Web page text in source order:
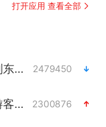
打开应用 查看全部
遵义市人大常委会副主任刘东明被查 2479450
泰交通部副部长回应中国游客遭歧视 2300876